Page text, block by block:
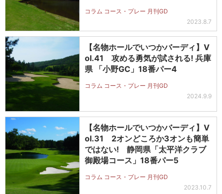
コラム コース・プレー 月刊GD
2023.8.7
【名物ホールでいつかバーディ】V
ol.41 攻める勇気が試される! 兵庫
県 「小野GC」18番パー4
コラム コース・プレー 月刊GD
2024.9.9
【名物ホールでいつかバーディ】V
ol.31 2オンどころか3オンも簡単
ではない! 静岡県「太平洋クラブ
御殿場コース」18番パー5
コラム コース・プレー 月刊GD
2023.10.7